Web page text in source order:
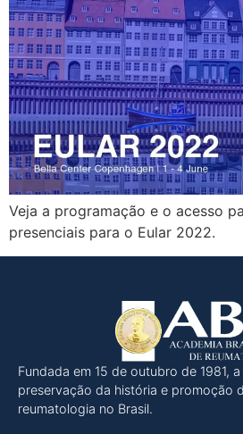
Veja a programação e o acesso
presenciais para o Eular 2022.
Fundada em 15 de outubro de 1981,
preservação da história e promoção
reumatologia no Brasil.